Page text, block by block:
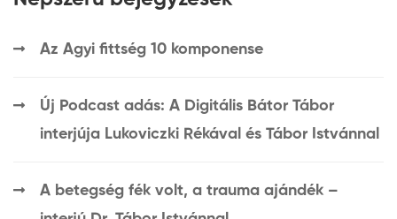
Az Agyi fittség 10 komponense
Új Podcast adás: A Digitális Bátor Tábor
interjúja Lukoviczki Rékával és Tábor Istvánnal
A betegség fék volt, a trauma ajándék –